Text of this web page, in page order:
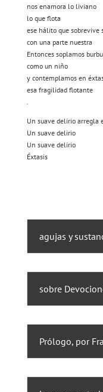
nos enamora lo liviano
lo que flota
ese hálito que sobrevive
con una parte nuestra
Entonces soplamos
como un niño
y contemplamos en
esa fragilidad flotante
.
Un suave delirio arregla
Un suave delirio
Un suave delirio
Éxtasis
agujas y
sobre
Prólogo, por